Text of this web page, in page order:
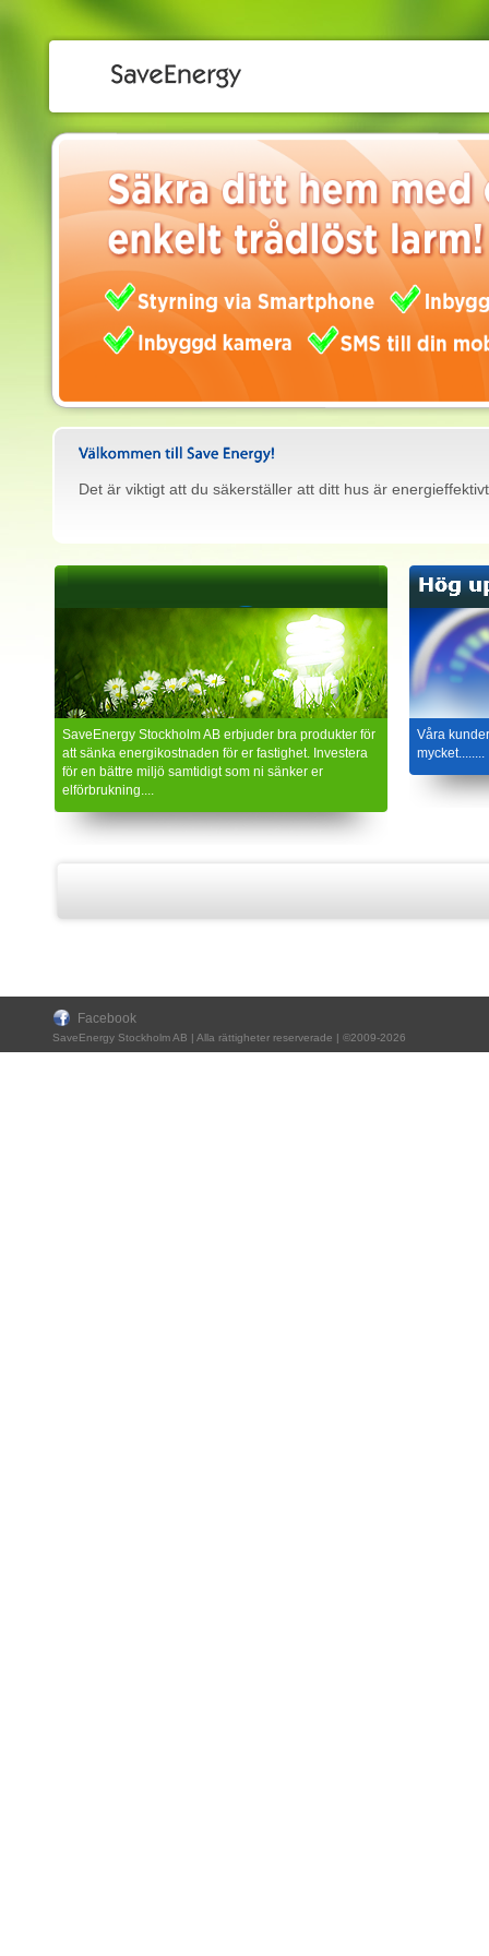
Det är viktigt att du säkerställer att ditt hus är
SaveEnergy Stockholm AB erbjuder bra produkter för
att sänka energikostnaden för er fastighet. Investera
för en bättre miljö samtidigt som ni sänker er
elförbrukning....
Våra
mycket........
Facebook
SaveEnergy Stockholm AB | Alla rättigheter reserverade | ©2009-2026